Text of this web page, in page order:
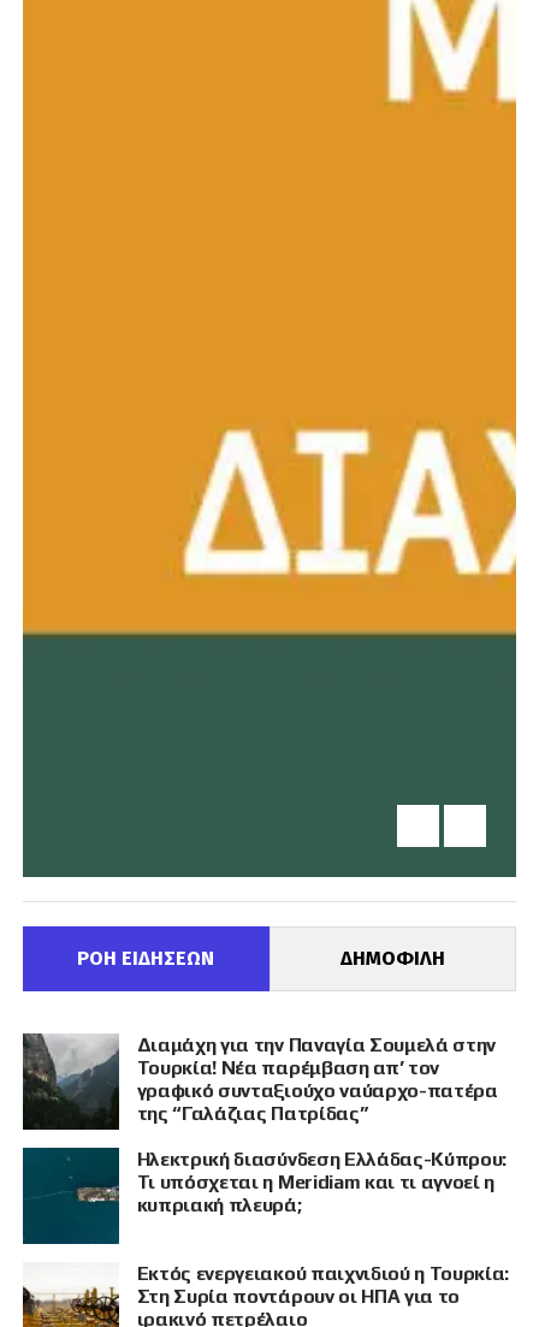
ΡΟΗ ΕΙΔΗΣΕΩΝ ΔΗΜΟΦΙΛΗ
Διαμάχη για την Παναγία Σουμελά στην
Τουρκία! Νέα παρέμβαση απ’ τον
γραφικό συνταξιούχο ναύαρχο-πατέρα
της “Γαλάζιας Πατρίδας”
Ηλεκτρική διασύνδεση Ελλάδας-Κύπρου:
Τι υπόσχεται η Meridiam και τι αγνοεί η
κυπριακή πλευρά;
Εκτός ενεργειακού παιχνιδιού η Τουρκία:
Στη Συρία ποντάρουν οι ΗΠΑ για το
ιρακινό πετρέλαιο